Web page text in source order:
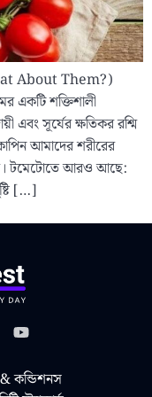
About Them?)
একটি শক্তিশালী
এবং সূর্যের ক্ষতিকর রশ্মি
আমাদের শরীরের
টমেটোতে আরও আছে:
[…]
& কন্ডিশনস